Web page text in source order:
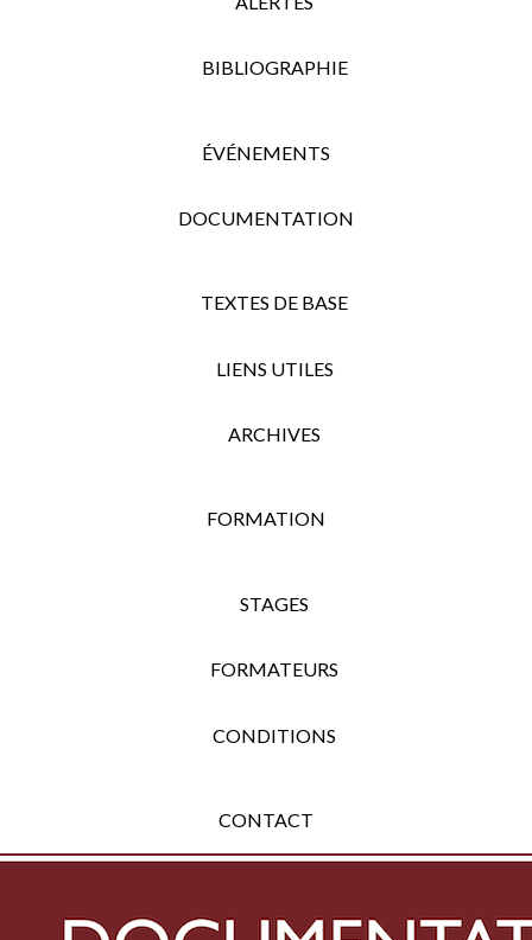
BIBLIOGRAPHIE
ÉVÉNEMENTS
DOCUMENTATION
TEXTES DE BASE
LIENS UTILES
ARCHIVES
FORMATION
STAGES
FORMATEURS
CONDITIONS
CONTACT